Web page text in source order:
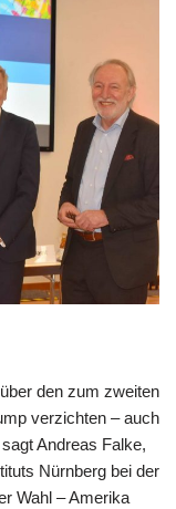
den zum zweiten
verzichten – auch
Andreas Falke,
Nürnberg bei der
Wahl – Amerika